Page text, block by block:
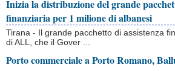
Inizia la distribuzione del grande
finanziaria per 1 milione di albanesi
Tirana - Il grande pacchetto di assistenza
di ALL, che il Gover ...
Porto commerciale a Porto Romano,